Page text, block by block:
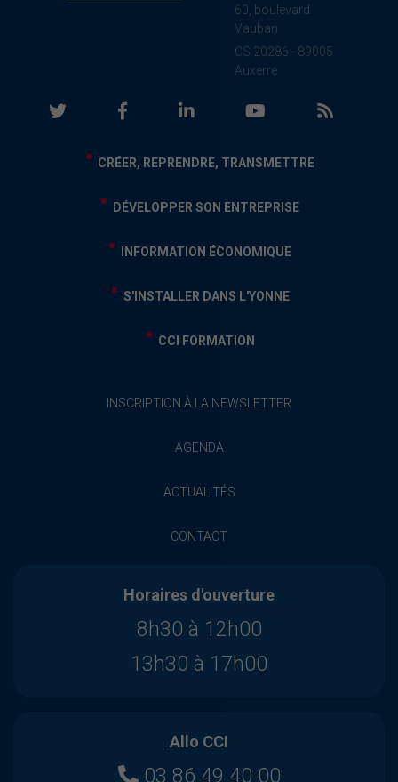
60, boulevard
Vauban
CS 20286 - 89005
Auxerre
CRÉER, REPRENDRE, TRANSMETTRE
DÉVELOPPER SON ENTREPRISE
INFORMATION ÉCONOMIQUE
S'INSTALLER DANS L'YONNE
CCI FORMATION
INSCRIPTION À LA NEWSLETTER
AGENDA
ACTUALITÉS
CONTACT
Horaires d'ouverture
8h30 à 12h00
13h30 à 17h00
Allo CCI
03 86 49 40 00